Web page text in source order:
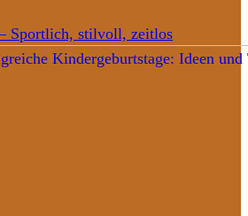
Sportlich, stilvoll, zeitlos